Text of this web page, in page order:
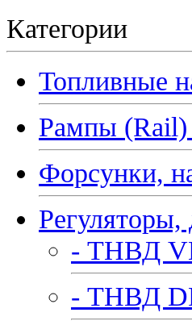
Категории
Топливные
Рампы (Rail)
Форсунки,
- ТНВД
- ТНВД